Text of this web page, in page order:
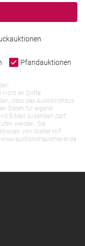
Pfandauktionen
nicht an Dritte
dass das Auktionshaus
Daten für eigene
E-Mail zusenden darf.
werden. Sie
von Walter H.F.